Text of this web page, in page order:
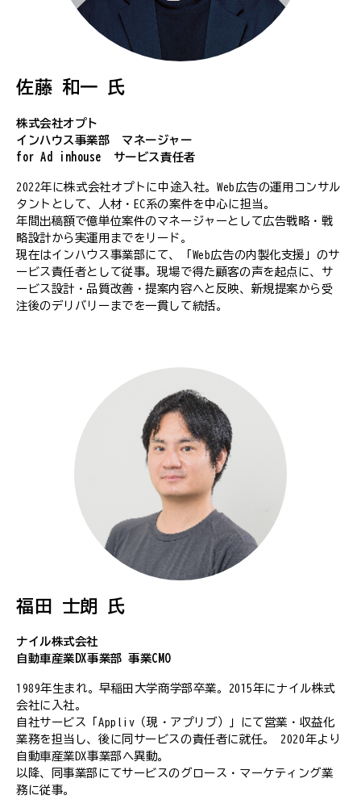
佐藤 和一 氏
株式会社オプト
インハウス事業部 マネージャー
for Ad inhouse サービス責任者
2022年に株式会社オプトに中途入社。Web広告の運用コンサル
タントとして、人材・EC系の案件を中心に担当。
年間出稿額で億単位案件のマネージャーとして広告戦略・戦
略設計から実運用までをリード。
現在はインハウス事業部にて、「Web広告の内製化支援」のサ
ービス責任者として従事。現場で得た顧客の声を起点に、サ
ービス設計・品質改善・提案内容へと反映、新規提案から受
注後のデリバリーまでを一貫して統括。
福田 士朗 氏
ナイル株式会社
自動車産業DX事業部 事業CMO
1989年生まれ。早稲田大学商学部卒業。2015年にナイル株式
会社に入社。
自社サービス「Appliv（現・アプリブ）」にて営業・収益化
業務を担当し、後に同サービスの責任者に就任。 2020年より
自動車産業DX事業部へ異動。
以降、同事業部にてサービスのグロース・マーケティング業
務に従事。